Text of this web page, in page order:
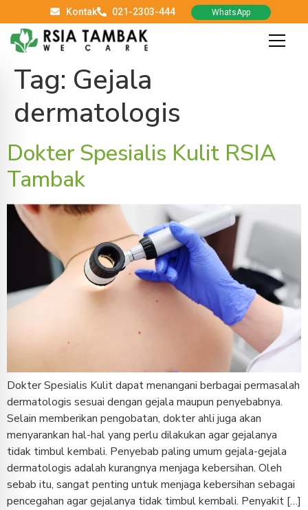
Kontak 021-2303-444 WhatsApp
Tag: Gejala
dermatologis
Dokter Spesialis Kulit RSIA
Tambak
Dokter Spesialis Kulit dapat menangani berbagai permasalah
dermatologis sesuai dengan gejala maupun penyebabnya.
Selain memberikan pengobatan, dokter ahli juga akan
menyarankan hal-hal yang perlu dilakukan agar gejalanya
tidak timbul kembali. Penyebab paling umum gejala-gejala
dermatologis adalah kurangnya menjaga kebersihan. Oleh
sebab itu, sangat penting untuk menjaga kebersihan sebagai
pencegahan agar gejalanya tidak timbul kembali. Penyakit […]